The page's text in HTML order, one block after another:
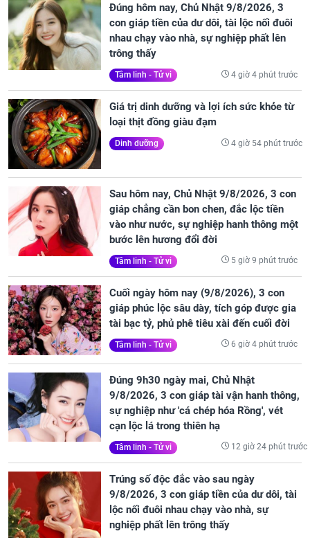
Đúng hôm nay, Chủ Nhật 9/8/2026, 3
con giáp tiền của dư dôi, tài lộc nối đuôi
nhau chạy vào nhà, sự nghiệp phất lên
trông thấy
Tâm linh - Tử vi 4 giờ 4 phút trước
Giá trị dinh dưỡng và lợi ích sức khỏe từ
loại thịt đồng giàu đạm
Dinh dưỡng 4 giờ 54 phút trước
Sau hôm nay, Chủ Nhật 9/8/2026, 3 con
giáp chẳng cần bon chen, đắc lộc tiền
vào như nước, sự nghiệp hanh thông một
bước lên hương đổi đời
Tâm linh - Tử vi 5 giờ 9 phút trước
Cuối ngày hôm nay (9/8/2026), 3 con
giáp phúc lộc sâu dày, tích góp được gia
tài bạc tỷ, phủ phê tiêu xài đến cuối đời
Tâm linh - Tử vi 6 giờ 4 phút trước
Đúng 9h30 ngày mai, Chủ Nhật
9/8/2026, 3 con giáp tài vận hanh thông,
sự nghiệp như 'cá chép hóa Rồng', vét
cạn lộc lá trong thiên hạ
Tâm linh - Tử vi 12 giờ 24 phút trước
Trúng số độc đắc vào sau ngày
9/8/2026, 3 con giáp tiền của dư dôi, tài
lộc nối đuôi nhau chạy vào nhà, sự
nghiệp phất lên trông thấy